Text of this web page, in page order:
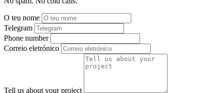
O teu nome
Telegram
Phone number
Correio eletrónico
Tell us about your project